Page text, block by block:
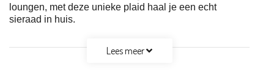
loungen, met deze unieke plaid haal je een echt
sieraad in huis.
Lees meer